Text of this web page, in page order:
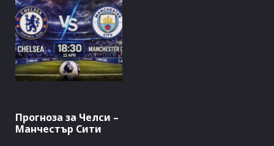
Прогноза за Челси –
Манчестър Сити